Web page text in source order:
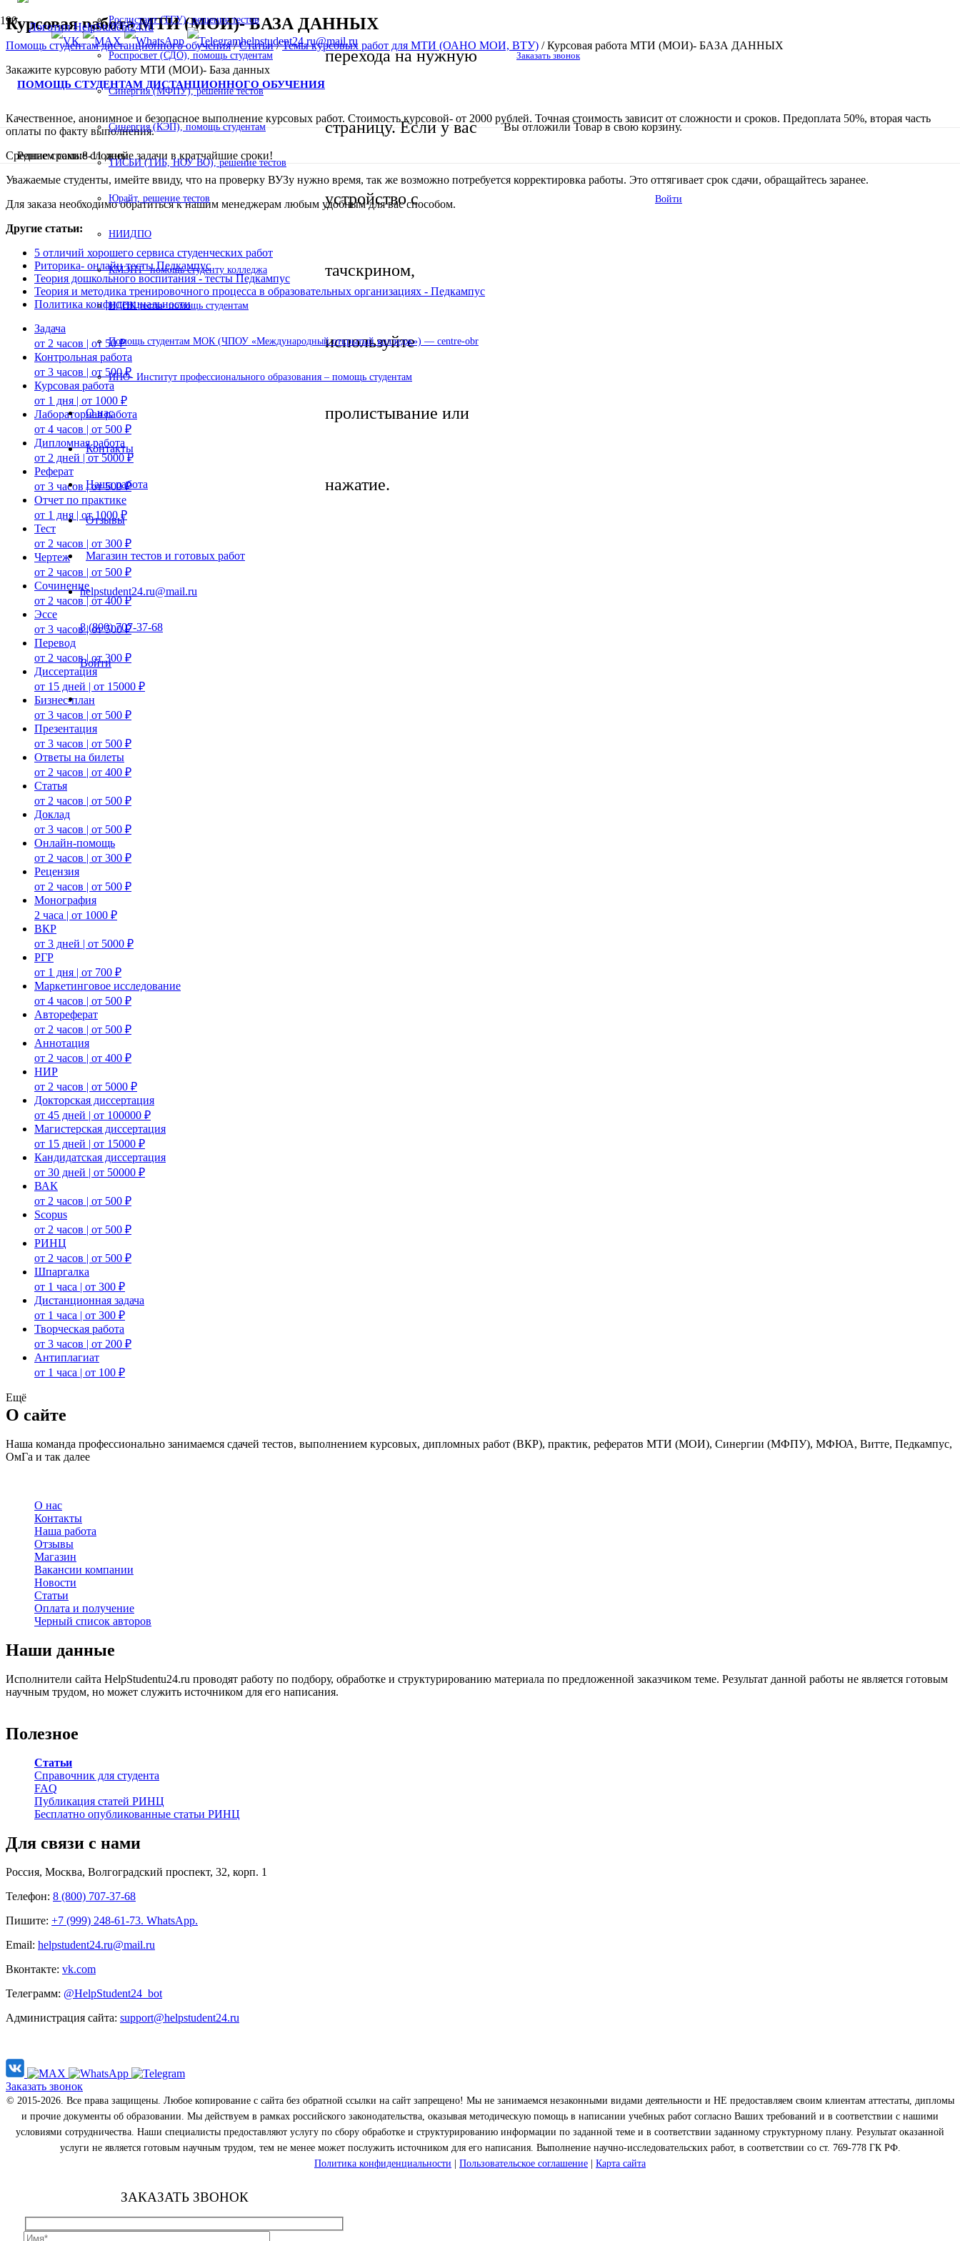
helpstudent24.ru@mail.ru
ПОМОЩЬ СТУДЕНТАМ ДИСТАНЦИОННОГО ОБУЧЕНИЯ
Решаем самые сложные задачи в кратчайшие сроки!
перехода на нужную
страницу. Если у вас
устройство с
тачскрином,
используйте
пролистывание или
нажатие.
Заказать звонок
Вы отложили Товар в свою корзину.
Войти
Росдистант (ТГУ), решение тестов
Роспросвет (СДО), помощь студентам
Синергия (МФПУ), решение тестов
Синергия (КЭП), помощь студентам
ТИСБИ (ТИБ, НОУ ВО), решение тестов
Юрайт, решение тестов
НИИДПО
КМЭПТ- помощь студенту колледжа
НСПК тесты- помощь студентам
Помощь студентам МОК (ЧПОУ «Международный открытый колледж») — centre-obr
ИПО- Институт профессионального образования – помощь студентам
О нас
Контакты
Наша работа
Отзывы
Магазин тестов и готовых работ
helpstudent24.ru@mail.ru
8 (800) 707-37-68
Войти
Курсовая работа МТИ (МОИ)- БАЗА ДАННЫХ
Помощь студентам дистанционного обучения/Статьи/Темы курсовых работ для МТИ (ОАНО МОИ, ВТУ) /Курсовая работа МТИ (МОИ)- БАЗА ДАННЫХ
Закажите курсовую работу МТИ (МОИ)- База данных
Качественное, анонимное и безопасное выполнение курсовых работ. Стоимость курсовой- от 2000 рублей. Точная стоимость зависит от сложности и сроков. Предоплата 50%, вторая часть
оплаты по факту выполнения.
Средние сроки:8-11 дней
Уважаемые студенты, имейте ввиду, что на проверку ВУЗу нужно время, так же возможно потребуется корректировка работы. Это оттягивает срок сдачи, обращайтесь заранее.
Для заказа необходимо обратиться к нашим менеджерам любым удобным для вас способом.
Другие статьи:
5 отличий хорошего сервиса студенческих работ
Риторика- онлайн тесты Педкампус
Теория дошкольного воспитания - тесты Педкампус
Теория и методика тренировочного процесса в образовательных организациях - Педкампус
Политика конфиденциальности
Задача
от 2 часов | от 50 ₽
Контрольная работа
от 3 часов | от 500 ₽
Курсовая работа
от 1 дня | от 1000 ₽
Лабораторная работа
от 4 часов | от 500 ₽
Дипломная работа
от 2 дней | от 5000 ₽
Реферат
от 3 часов | от 500 ₽
Отчет по практике
от 1 дня | от 1000 ₽
Тест
от 2 часов | от 300 ₽
Чертеж
от 2 часов | от 500 ₽
Сочинение
от 2 часов | от 400 ₽
Эссе
от 3 часов | от 500 ₽
Перевод
от 2 часов | от 300 ₽
Диссертация
от 15 дней | от 15000 ₽
Бизнес-план
от 3 часов | от 500 ₽
Презентация
от 3 часов | от 500 ₽
Ответы на билеты
от 2 часов | от 400 ₽
Статья
от 2 часов | от 500 ₽
Доклад
от 3 часов | от 500 ₽
Онлайн-помощь
от 2 часов | от 300 ₽
Рецензия
от 2 часов | от 500 ₽
Монография
2 часа | от 1000 ₽
ВКР
от 3 дней | от 5000 ₽
РГР
от 1 дня | от 700 ₽
Маркетинговое исследование
от 4 часов | от 500 ₽
Автореферат
от 2 часов | от 500 ₽
Аннотация
от 2 часов | от 400 ₽
НИР
от 2 часов | от 5000 ₽
Докторская диссертация
от 45 дней | от 100000 ₽
Магистерская диссертация
от 15 дней | от 15000 ₽
Кандидатская диссертация
от 30 дней | от 50000 ₽
ВАК
от 2 часов | от 500 ₽
Scopus
от 2 часов | от 500 ₽
РИНЦ
от 2 часов | от 500 ₽
Шпаргалка
от 1 часа | от 300 ₽
Дистанционная задача
от 1 часа | от 300 ₽
Творческая работа
от 3 часов | от 200 ₽
Антиплагиат
от 1 часа | от 100 ₽
Ещё
О сайте
Наша команда профессионально занимаемся сдачей тестов, выполнением курсовых, дипломных работ (ВКР), практик, рефератов МТИ (МОИ), Синергии (МФПУ), МФЮА, Витте, Педкампус,
ОмГа и так далее
О нас
Контакты
Наша работа
Отзывы
Магазин
Вакансии компании
Новости
Статьи
Оплата и получение
Черный список авторов
Наши данные
Исполнители сайта HelpStudentu24.ru проводят работу по подбору, обработке и структурированию материала по предложенной заказчиком теме. Результат данной работы не является готовым
научным трудом, но может служить источником для его написания.
Полезное
Статьи
Справочник для студента
FAQ
Публикация статей РИНЦ
Бесплатно опубликованные статьи РИНЦ
Для связи с нами
Россия, Москва, Волгоградский проспект, 32, корп. 1
Телефон: 8 (800) 707-37-68
Пишите: +7 (999) 248-61-73. WhatsApp.
Email: helpstudent24.ru@mail.ru
Вконтакте: vk.com
Телеграмм: @HelpStudent24_bot
Администрация сайта: support@helpstudent24.ru
Заказать звонок
© 2015-2026. Все права защищены. Любое копирование с сайта без обратной ссылки на сайт запрещено! Мы не занимаемся незаконными видами деятельности и НЕ предоставляем своим клиентам аттестаты, дипломы
и прочие документы об образовании. Мы действуем в рамках российского законодательства, оказывая методическую помощь в написании учебных работ согласно Ваших требований и в соответствии с нашими
условиями сотрудничества. Наши специалисты предоставляют услугу по сбору обработке и структурированию информации по заданной теме и в соответствии заданному структурному плану. Результат оказанной
услуги не является готовым научным трудом, тем не менее может послужить источником для его написания. Выполнение научно-исследовательских работ, в соответствии со ст. 769-778 ГК РФ.
Политика конфиденциальности
Пользовательское соглашение Карта сайта
ЗАКАЗАТЬ ЗВОНОК